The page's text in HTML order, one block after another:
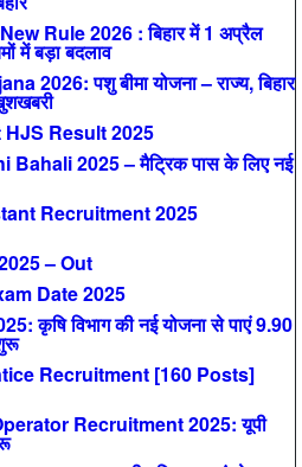
Rule 2026 : बिहार में 1 अप्रैल
में बड़ा बदलाव
2026: पशु बीमा योजना – राज्य, बिहार
Result 2025
2025 – मैट्रिक पास के लिए नई
Recruitment 2025
– Out
Date 2025
कृषि विभाग की नई योजना से पाएं 9.90
Recruitment [160 Posts]
Recruitment 2025: यूपी